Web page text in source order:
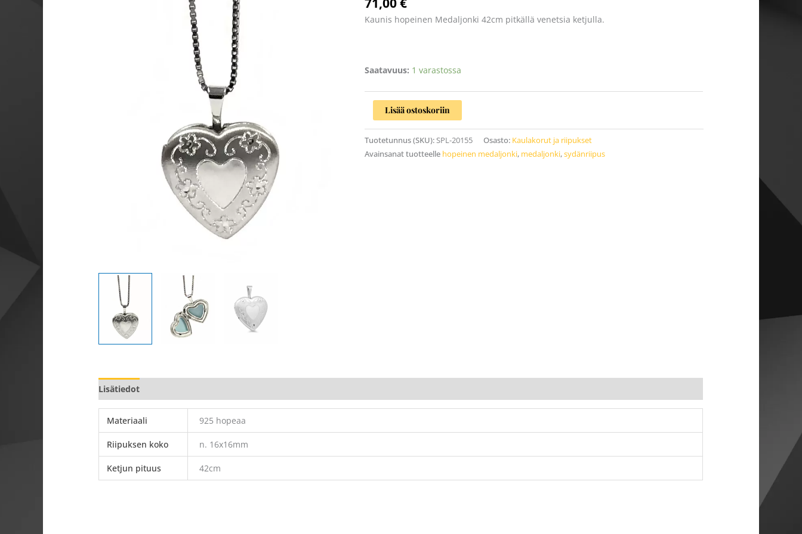
Kaunis hopeinen Medaljonki 42cm pitkällä venetsia ketjulla.
Saatavuus: 1 varastossa
määrä
Lisää ostoskoriin
Tuotetunnus (SKU):SPL-20155 Osasto: Kaulakorut ja riipukset
Avainsanat tuotteelle hopeinen medaljonki, medaljonki,sydänriipus
Lisätiedot
Materiaali 925 hopeaa
Riipuksen koko n. 16x16mm
Ketjun pituus 42cm